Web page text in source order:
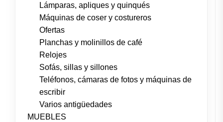
Lámparas, apliques y quinqués
Máquinas de coser y costureros
Ofertas
Planchas y molinillos de café
Relojes
Sofás, sillas y sillones
Teléfonos, cámaras de fotos y máquinas de
escribir
Varios antigüedades
MUEBLES